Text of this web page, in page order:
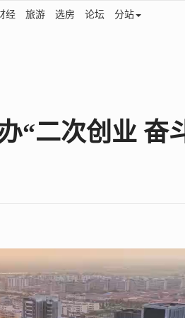
经 旅游 选房 论坛 分站
“二次创业 奋